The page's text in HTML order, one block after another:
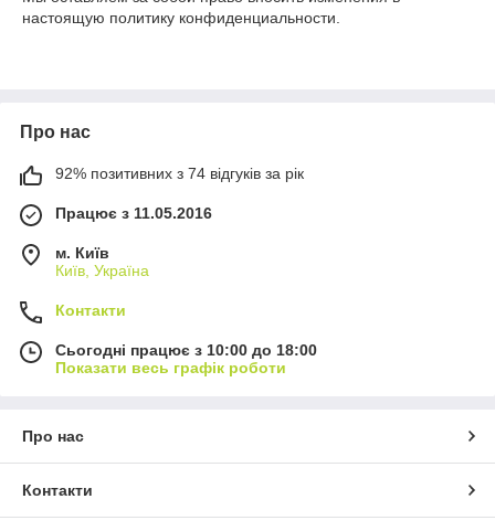
настоящую политику конфиденциальности.
Про нас
92% позитивних з 74 відгуків за рік
Працює з 11.05.2016
м. Київ
Київ, Україна
Контакти
Сьогодні працює з 10:00 до 18:00
Показати весь графік роботи
Про нас
Контакти